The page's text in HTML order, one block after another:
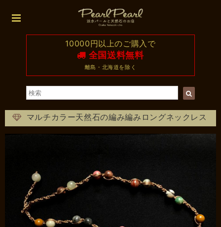
10000円以上のご購入で
全国送料無料
離島・北海道を除く
マルチカラー天然石の編み編みロングネックレス